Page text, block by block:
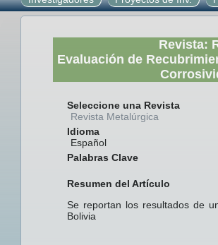
Revista:
Evaluación de
Seleccione una Revista
Revista Metalúrgica
Idioma
Español
Palabras Clave
Resumen del Artículo
Se reportan los resultados de
Bolivia